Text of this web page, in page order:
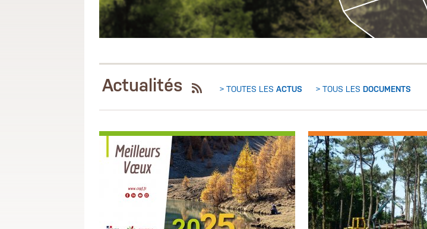
Actualités > TOUTES LES ACTUS > TOUS LES DOCUMENTS